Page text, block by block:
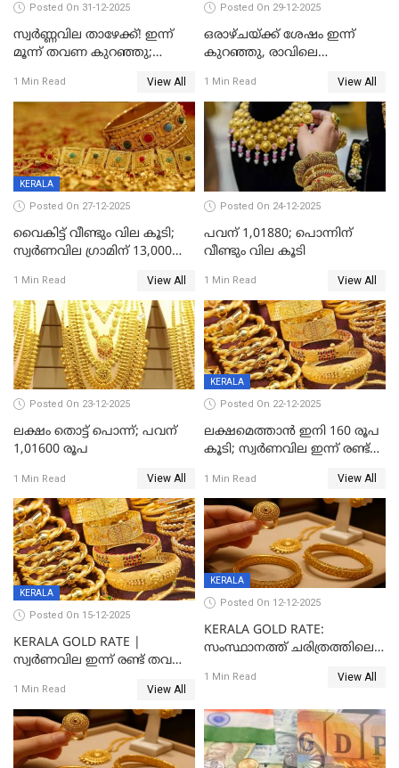
Posted On 31-12-2025
സ്വർണ്ണവില താഴേക്ക്! ഇന്ന്
മൂന്ന് തവണ കുറഞ്ഞു;
1 Min Read View All
Posted On 29-12-2025
ഒരാഴ്ചയ്ക്ക് ശേഷം ഇന്ന്
കുറഞ്ഞു, രാവിലെ
ഇടിവ്
1 Min Read View All
KERALA
Posted On 27-12-2025
വൈകിട്ട് വീണ്ടും വില കൂടി;
സ്വർണവില ഗ്രാമിന് 13,000
റെക്കോർഡ്
1 Min Read View All
Posted On 24-12-2025
പവന് 1,01880; പൊന്നിന്
വീണ്ടും വില കൂടി
1 Min Read View All
Posted On 23-12-2025
ലക്ഷം തൊട്ട് പൊന്ന്; പവന്
1,01600 രൂപ
1 Min Read View All
KERALA
Posted On 22-12-2025
ലക്ഷമെത്താൻ ഇനി 160 രൂപ
കൂടി; സ്വർണവില ഇന്ന് രണ്ട്
1 Min Read View All
KERALA
Posted On 15-12-2025
KERALA GOLD RATE |
സ്വർണവില ഇന്ന് രണ്ട് തവണ
സർവകാല റെക്കോഡ്
1 Min Read View All
KERALA
Posted On 12-12-2025
KERALA GOLD RATE:
സംസ്ഥാനത്ത് ചരിത്രത്തിലെ
സ്വർണം; സർവ്വകാല
1 Min Read View All